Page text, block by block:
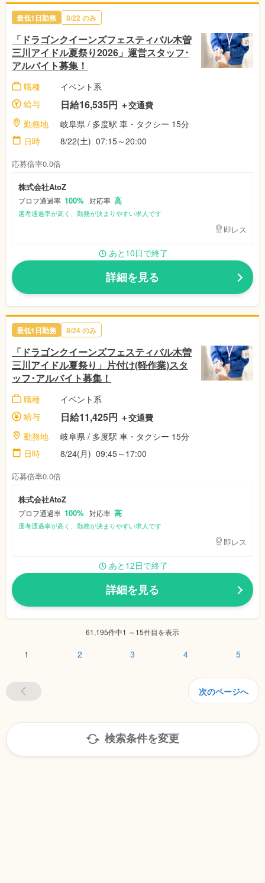
最低1日勤務 8/22 のみ
「ドラゴンクイーンズフェスティバル木曽
三川アイドル夏祭り2026」運営スタッフ･
アルバイト募集！
職種
イベント系
給与
日給16,535円 ＋交通費
勤務地
岐阜県 / 多度駅 車・タクシー 15分
日時
8/22(土) 07:15～20:00
応募倍率0.0倍
株式会社AtoZ
プロフ通過率 100% 対応率 高
選考通過率が高く、勤務が決まりやすい求人です
即レス
あと10日で終了
詳細を見る
最低1日勤務 8/24 のみ
「ドラゴンクイーンズフェスティバル木曽
三川アイドル夏祭り」片付け(軽作業)スタ
ッフ･アルバイト募集！
職種
イベント系
給与
日給11,425円 ＋交通費
勤務地
岐阜県 / 多度駅 車・タクシー 15分
日時
8/24(月) 09:45～17:00
応募倍率0.0倍
株式会社AtoZ
プロフ通過率 100% 対応率 高
選考通過率が高く、勤務が決まりやすい求人です
即レス
あと12日で終了
詳細を見る
61,195件中1 ～15件目を表示
1 2 3 4 5
次のページへ
検索条件を変更